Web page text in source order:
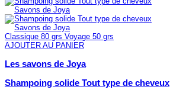
Classique 80 grs Voyage 50 grs
AJOUTER AU PANIER
Les savons de Joya
Shampoing solide Tout type de cheveux